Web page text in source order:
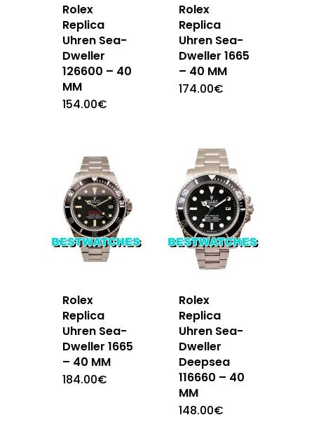
Rolex
Replica
Uhren Sea-
Dweller
126600 – 40
MM
154.00€
Rolex
Replica
Uhren Sea-
Dweller 1665
– 40 MM
174.00€
Rolex
Replica
Uhren Sea-
Dweller 1665
– 40 MM
184.00€
Rolex
Replica
Uhren Sea-
Dweller
Deepsea
116660 – 40
MM
148.00€